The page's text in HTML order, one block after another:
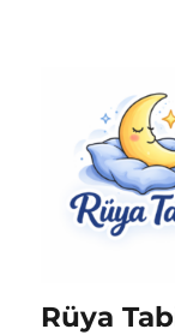
Rüya